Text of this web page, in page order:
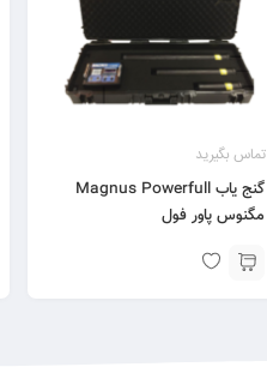
تماس بگیرید
گنج یاب Magnus Powerfull
مگنوس پاور فول